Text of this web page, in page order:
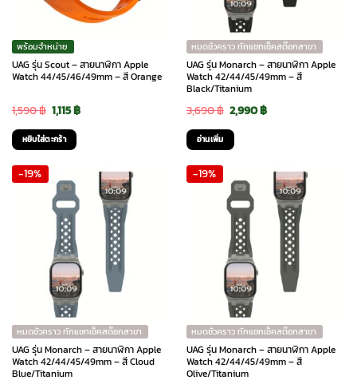
พร้อมจำหน่าย
UAG รุ่น Scout – สายนาฬิกา Apple
Watch 44/45/46/49mm – สี Orange
1,590฿ Original
price
was:
1,590 ฿.
1,115฿Current
1,115 ฿.
หยิบใส่ตะกร้า
หมดชั่วคราว ทักแชทเช็คสต๊อกสาขา
UAG รุ่น Monarch – สายนาฬิกา Apple
Watch 42/44/45/49mm – สี
Black/Titanium
3,690฿ Original
price
was:
3,690 ฿.
2,990฿Current
2,990 ฿.
อ่านเพิ่ม
-19%
หมดชั่วคราว ทักแชทเช็คสต๊อกสาขา
UAG รุ่น Monarch – สายนาฬิกา Apple
Watch 42/44/45/49mm – สี Cloud
Blue/Titanium
-19%
หมดชั่วคราว ทักแชทเช็คสต๊อกสาขา
UAG รุ่น Monarch – สายนาฬิกา Apple
Watch 42/44/45/49mm – สี
Olive/Titanium